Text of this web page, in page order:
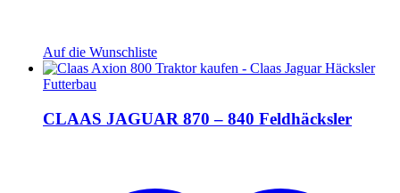
Auf die Wunschliste
Futterbau
CLAAS JAGUAR 870 – 840 Feldhäcksler